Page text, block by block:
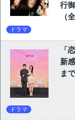
行
（
ドラマ
「
新
ま
ドラマ